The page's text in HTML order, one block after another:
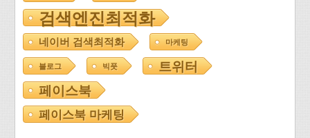
검색엔진최적화
네이버 검색최적화 마케팅
블로그 빅풋
트위터
페이스북
페이스북 마케팅